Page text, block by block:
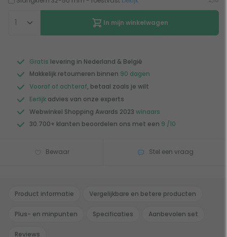
In mijn winkelwagen
Gratis levering in Nederland & België
Makkelijk retourneren binnen 90 dagen
Vooraf of achteraf, betaal zoals je wilt
Eerlijk advies van onze experts
Webwinkel Shopping Awards 2023 winaars
30.700+ klanten beoordelen ons met een 9 /10
Bewaar Stel een vraag
Product informatie Vergelijkbare en betere producten
Plus- en minpunten Specificaties Aanbevolen set
Reviews